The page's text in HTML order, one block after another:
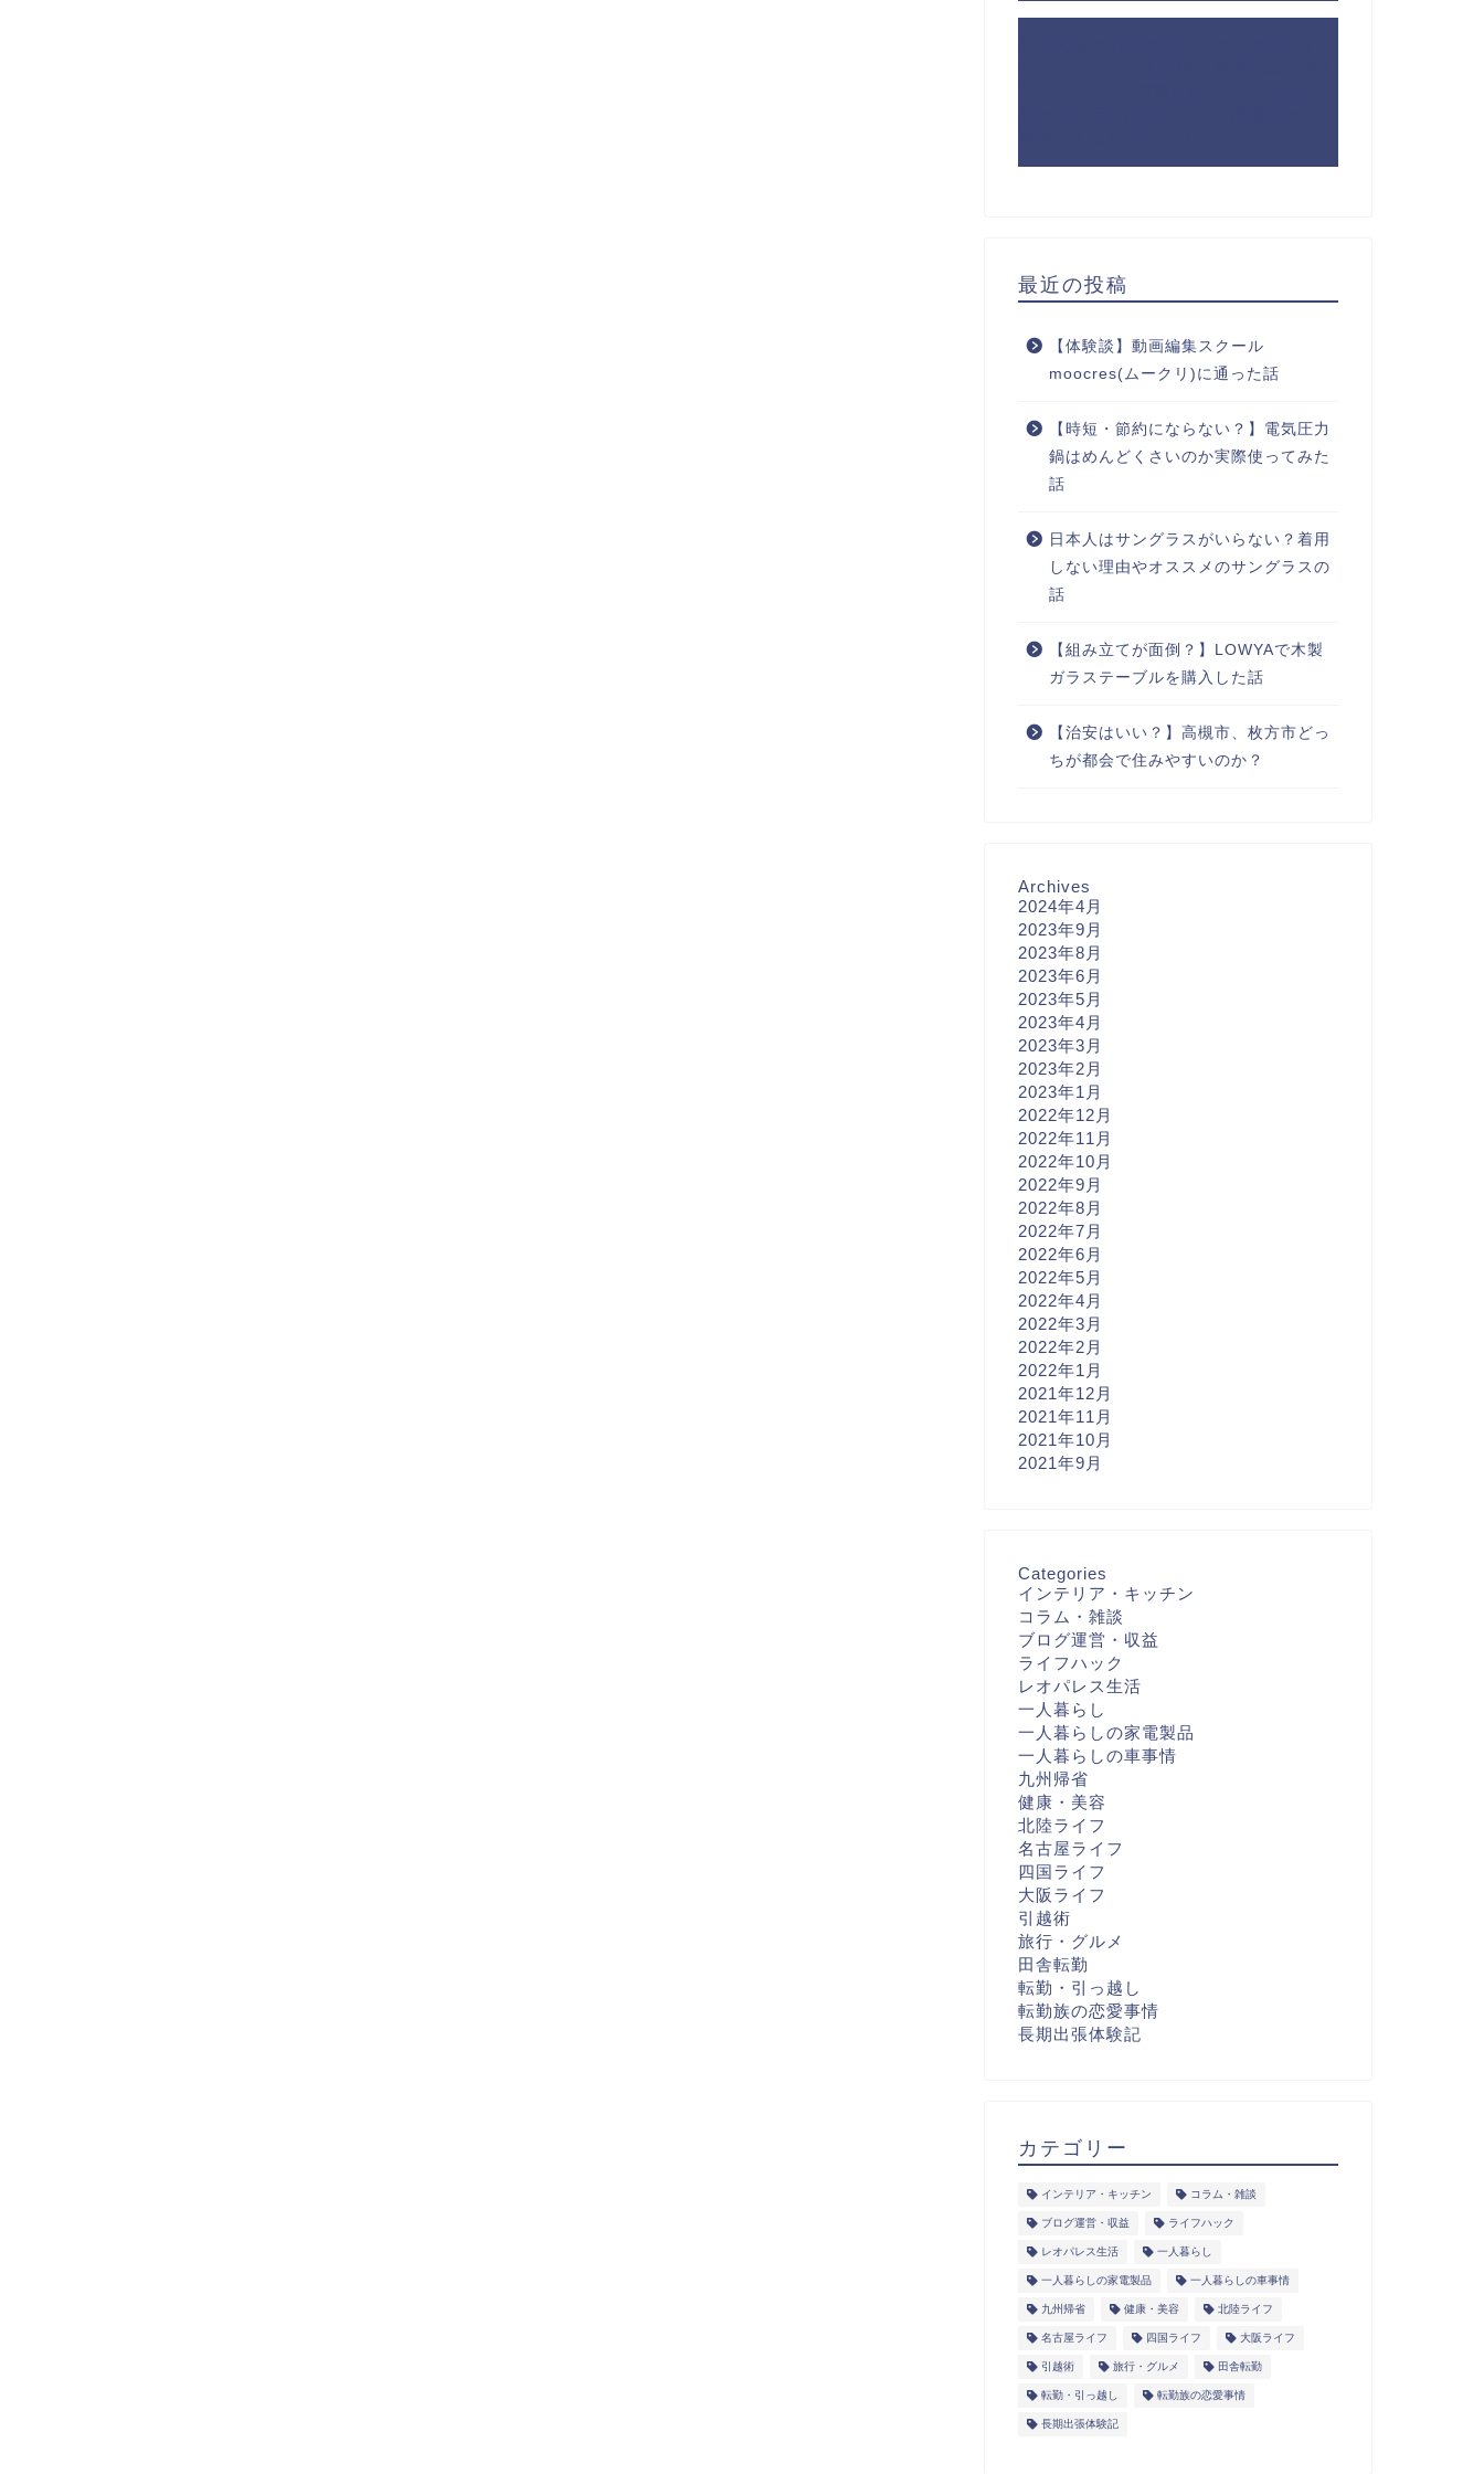
最近の投稿
【体験談】動画編集スクール
moocres(ムークリ)に通った話
【時短・節約にならない？】電気圧力
鍋はめんどくさいのか実際使ってみた
話
日本人はサングラスがいらない？着用
しない理由やオススメのサングラスの
話
【組み立てが面倒？】LOWYAで木製
ガラステーブルを購入した話
【治安はいい？】高槻市、枚方市どっ
ちが都会で住みやすいのか？
Archives
2024年4月
2023年9月
2023年8月
2023年6月
2023年5月
2023年4月
2023年3月
2023年2月
2023年1月
2022年12月
2022年11月
2022年10月
2022年9月
2022年8月
2022年7月
2022年6月
2022年5月
2022年4月
2022年3月
2022年2月
2022年1月
2021年12月
2021年11月
2021年10月
2021年9月
Categories
インテリア・キッチン
コラム・雑談
ブログ運営・収益
ライフハック
レオパレス生活
一人暮らし
一人暮らしの家電製品
一人暮らしの車事情
九州帰省
健康・美容
北陸ライフ
名古屋ライフ
四国ライフ
大阪ライフ
引越術
旅行・グルメ
田舎転勤
転勤・引っ越し
転勤族の恋愛事情
長期出張体験記
カテゴリー
インテリア・キッチン コラム・雑談
ブログ運営・収益 ライフハック
レオパレス生活 一人暮らし
一人暮らしの家電製品 一人暮らしの車事情
九州帰省 健康・美容 北陸ライフ
名古屋ライフ 四国ライフ 大阪ライフ
引越術 旅行・グルメ 田舎転勤
転勤・引っ越し 転勤族の恋愛事情
長期出張体験記